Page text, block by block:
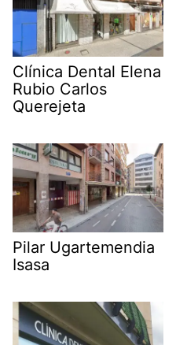
Clínica Dental Elena
Rubio Carlos
Querejeta
Pilar Ugartemendia
Isasa